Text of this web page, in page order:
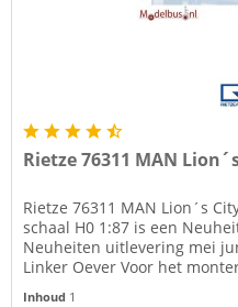
Rietze 76311 MAN
Rietze 76311 MAN Lion´s
schaal H0 1:87 is een
Neuheiten uitlevering mei
Linker Oever Voor het
Inhoud 1